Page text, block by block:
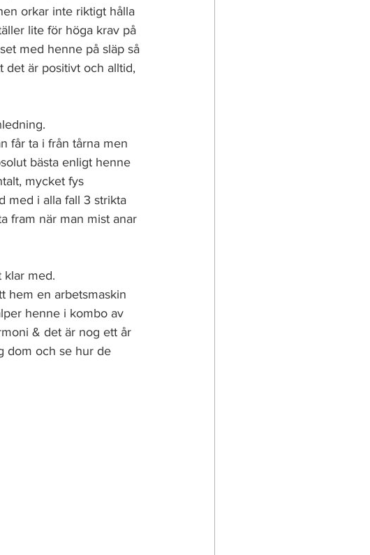
orkar inte riktigt hålla
lite för höga krav på
med henne på släp så
det är positivt och alltid,
får ta i från tårna men
bästa enligt henne
mycket fys
med i alla fall 3 strikta
fram när man mist anar
klar med.
hem en arbetsmaskin
henne i kombo av
& det är nog ett år
dom och se hur de